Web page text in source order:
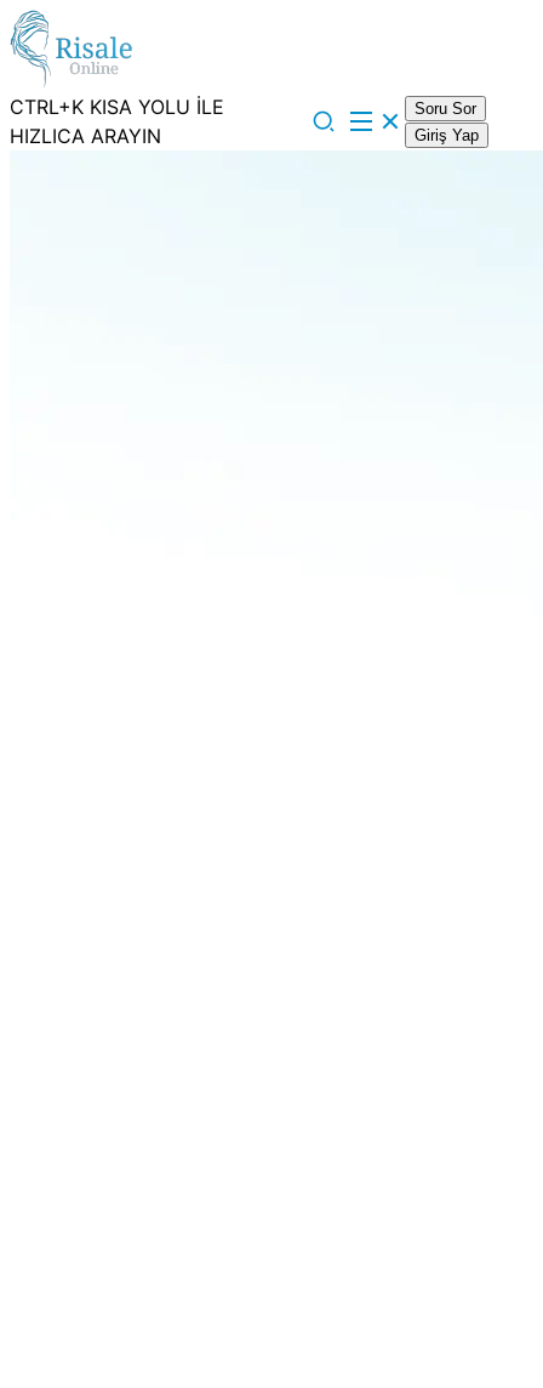
CTRL+K KISA YOLU İLE
HIZLICA ARAYIN
Soru Sor
Giriş Yap